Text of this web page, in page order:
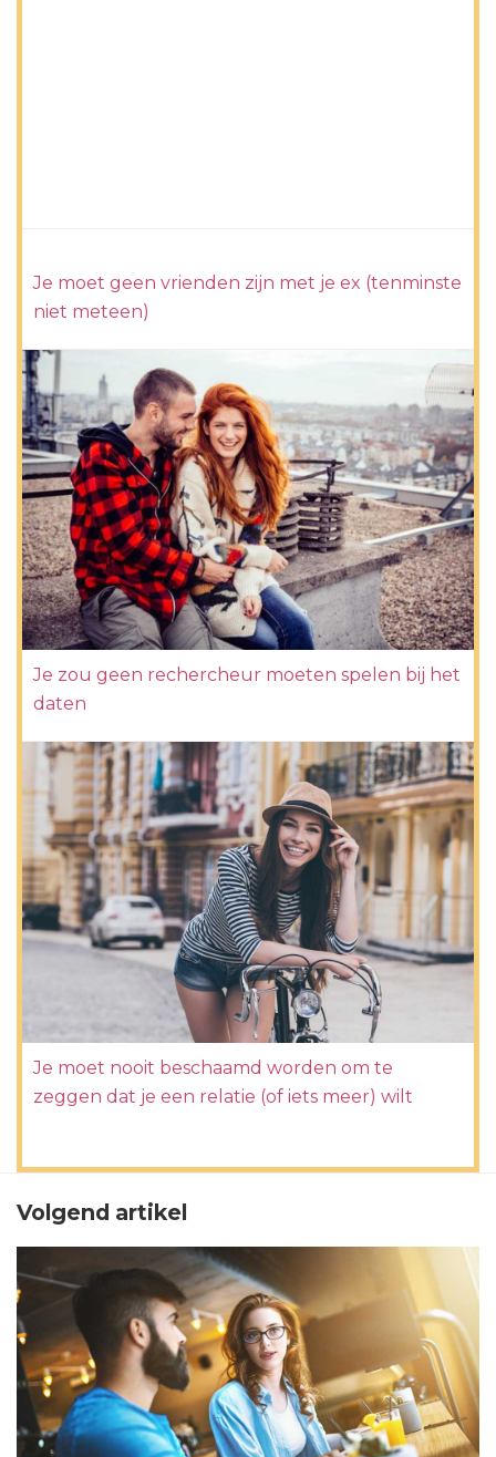
Je moet geen vrienden zijn met je ex (tenminste
niet meteen)
Je zou geen rechercheur moeten spelen bij het
daten
Je moet nooit beschaamd worden om te
zeggen dat je een relatie (of iets meer) wilt
Volgend artikel